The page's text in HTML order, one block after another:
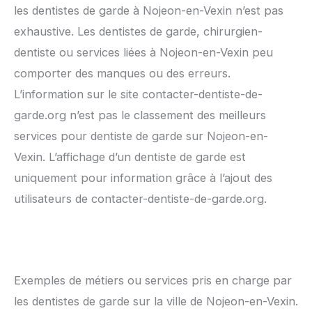
les dentistes de garde à Nojeon-en-Vexin n’est pas
exhaustive. Les dentistes de garde, chirurgien-
dentiste ou services liées à Nojeon-en-Vexin peu
comporter des manques ou des erreurs.
L’information sur le site contacter-dentiste-de-
garde.org n’est pas le classement des meilleurs
services pour dentiste de garde sur Nojeon-en-
Vexin. L’affichage d’un dentiste de garde est
uniquement pour information grâce à l’ajout des
utilisateurs de contacter-dentiste-de-garde.org.
Exemples de métiers ou services pris en charge par
les dentistes de garde sur la ville de Nojeon-en-Vexin.